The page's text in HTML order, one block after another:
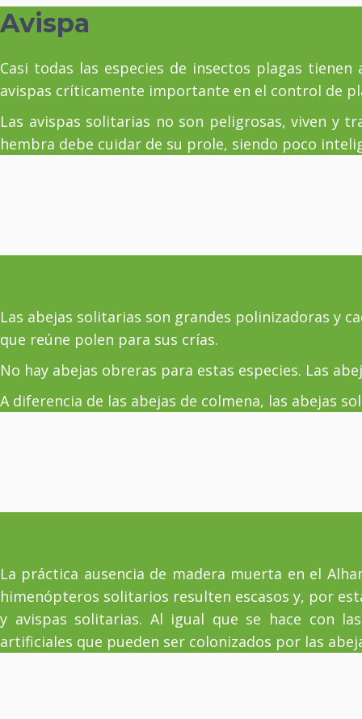
Avispa
Casi todas las especies de insectos plagas
avispas críticamente importante en el control de
Las avispas solitarias no son peligrosas, viven y
hembra debe cuidar de su prole, siendo poco
Las abejas solitarias son grandes polinizadoras y
que reúne polen para sus crías.
No hay abejas obreras para estas especies. Las
A diferencia de las abejas de colmena, las abejas
La práctica ausencia de madera muerta en el
himenópteros solitarios resulten escasos y, por
y avispas solitarias. Al igual que se hace con
artificiales que pueden ser colonizados por las